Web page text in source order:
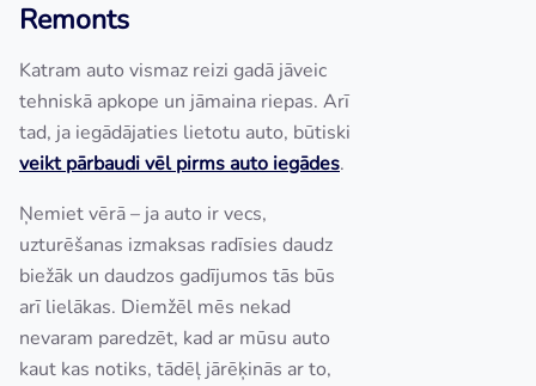
Remonts
Katram auto vismaz reizi gadā jāveic
tehniskā apkope un jāmaina riepas. Arī
tad, ja iegādājaties lietotu auto, būtiski
veikt pārbaudi vēl pirms auto iegādes.
Ņemiet vērā – ja auto ir vecs,
uzturēšanas izmaksas radīsies daudz
biežāk un daudzos gadījumos tās būs
arī lielākas. Diemžēl mēs nekad
nevaram paredzēt, kad ar mūsu auto
kaut kas notiks, tādēļ jārēķinās ar to,